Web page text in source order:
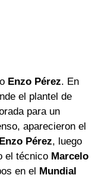
Enzo Pérez. En
el plantel de
para un
aparecieron el
Enzo Pérez, luego
el técnico Marcelo
en el Mundial